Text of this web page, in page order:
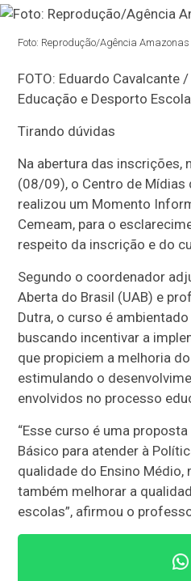
Foto: Reprodução/Agência Amazonas
FOTO: Eduardo Cavalcante
Educação e Desporto
Tirando dúvidas
Na abertura das inscrições,
(08/09), o Centro de Mídias
realizou um Momento
Cemeam, para o
respeito da inscrição e do
Segundo o coordenador
Aberta do Brasil (UAB) e
Dutra, o curso é
buscando incentivar a
que propiciem a melhoria
estimulando o
envolvidos no processo
“Esse curso é uma
Básico para atender à
qualidade do Ensino Médio,
também melhorar a
escolas”, afirmou o